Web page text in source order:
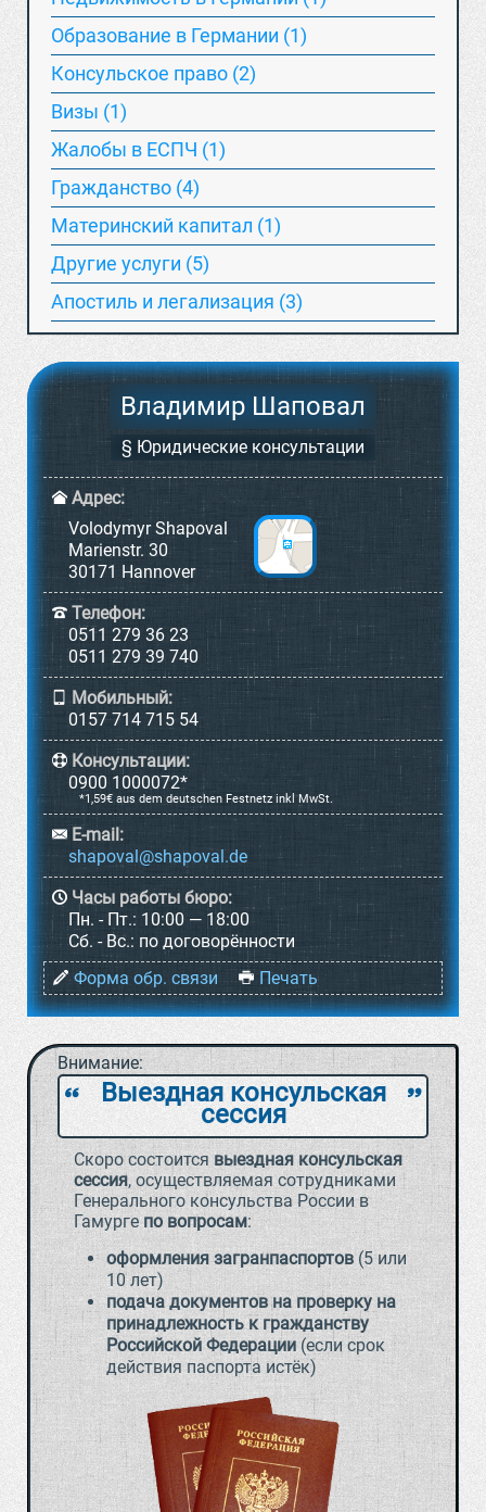
Образование в Германии (1)
Консульское право (2)
Визы (1)
Жалобы в ЕСПЧ (1)
Гражданство (4)
Материнский капитал (1)
Другие услуги (5)
Апостиль и легализация (3)
Владимир Шаповал
§ Юридические консультации
Адрес:
Volodymyr Shapoval
Marienstr. 30
30171 Hannover
Телефон:
0511 279 36 23
0511 279 39 740
Мобильный:
0157 714 715 54
Консультации:
0900 1000072*
*1,59€ aus dem deutschen Festnetz inkl MwSt.
E-mail:
Часы работы бюро:
Пн. - Пт.: 10:00 — 18:00
Cб. - Вс.: по договорённости
Форма обр. связи
Печать
Внимание:
` a
Выездная консульская
сессия
Скоро состоится выездная консульская
сессия, осуществляемая сотрудниками
Генерального консульства России в
Гамургепо вопросам:
оформления загранпаспортов (5 или
10 лет)
подача документов на проверку на
принадлежность к гражданству
Российской Федерации (если срок
действия паспорта истёк)